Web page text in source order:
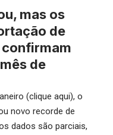
mas os
de
confirmam
de
(clique aqui), o
novo recorde de
dados são parciais,